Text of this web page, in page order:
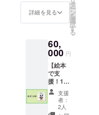
ンダ
ちゃん
可能で
す。
【ご案
内とご
注意】
本チ
ケット
は、被
災地で
ジで
す。
れど応
援した
い」と
思って
る方の
ための
プラン
です。
心を込
めたお
礼の
メッ
セージ
詳細を見る
タ
ー
ン
を
選
択
す
る
60,
000 円
【絵本
で支
援！10
冊セッ
ト】 ・
お礼の
メッ
支援
者：
2人